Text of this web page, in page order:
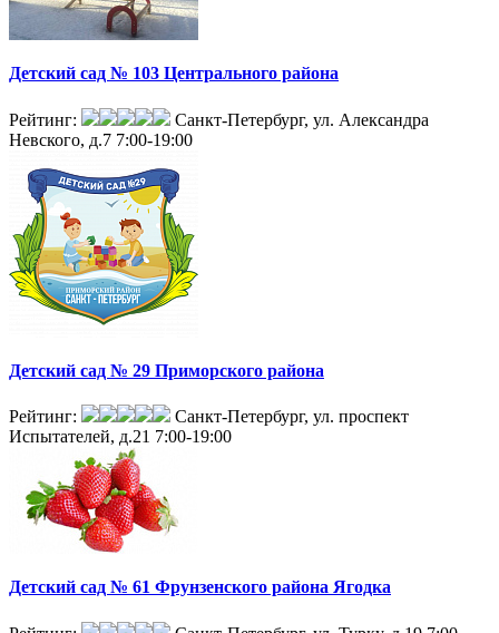
Детский сад № 103 Центрального района
Рейтинг:
Санкт-Петербург, ул. Александра
Невского, д.7 7:00-19:00
Детский сад № 29 Приморского района
Рейтинг:
Санкт-Петербург, ул. проспект
Испытателей, д.21 7:00-19:00
Детский сад № 61 Фрунзенского района Ягодка